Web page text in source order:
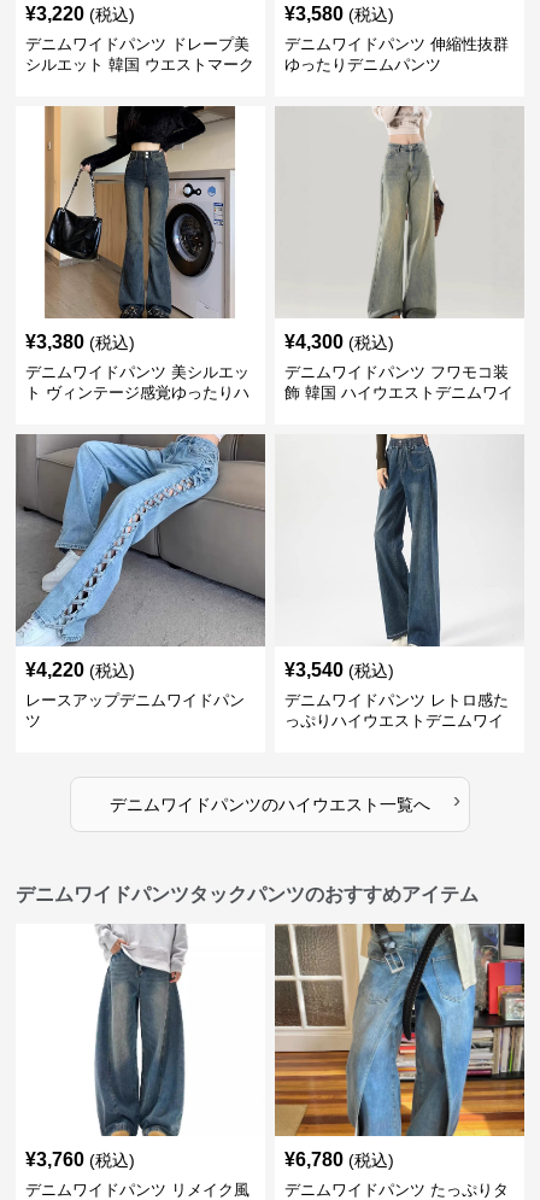
¥3,220 (税込)
デニムワイドパンツ ドレープ美
シルエット 韓国 ウエストマーク
¥3,580 (税込)
デニムワイドパンツ 伸縮性抜群
ゆったりデニムパンツ
¥3,380 (税込)
デニムワイドパンツ 美シルエッ
ト ヴィンテージ感覚ゆったりハ
¥4,300 (税込)
デニムワイドパンツ フワモコ装
飾 韓国 ハイウエストデニムワイ
¥4,220 (税込)
レースアップデニムワイドパン
ツ
¥3,540 (税込)
デニムワイドパンツ レトロ感た
っぷりハイウエストデニムワイ
デニムワイドパンツのハイウエスト一覧へ ›
デニムワイドパンツタックパンツのおすすめアイテム
¥3,760 (税込)
デニムワイドパンツ リメイク風
¥6,780 (税込)
デニムワイドパンツ たっぷりタ